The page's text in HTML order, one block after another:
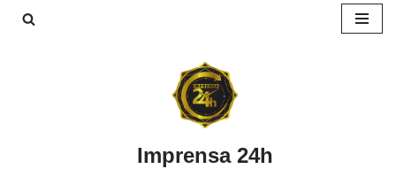
Imprensa 24h